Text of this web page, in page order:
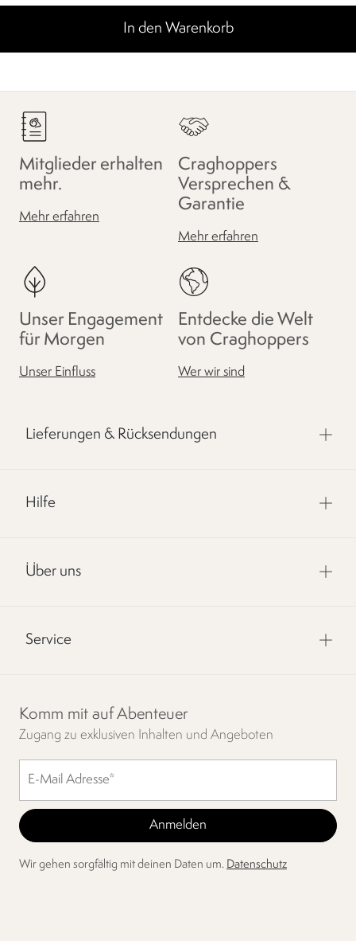
In den Warenkorb
Mitglieder erhalten
mehr.
Mehr erfahren
Craghoppers
Versprechen &
Garantie
Mehr erfahren
Unser Engagement
für Morgen
Unser Einfluss
Entdecke die Welt
von Craghoppers
Wer wir sind
Lieferungen & Rücksendungen
Hilfe
Über uns
Service
Komm mit auf Abenteuer
Zugang zu exklusiven Inhalten und Angeboten
Wir gehen sorgfältig mit deinen Daten um. Datenschutz